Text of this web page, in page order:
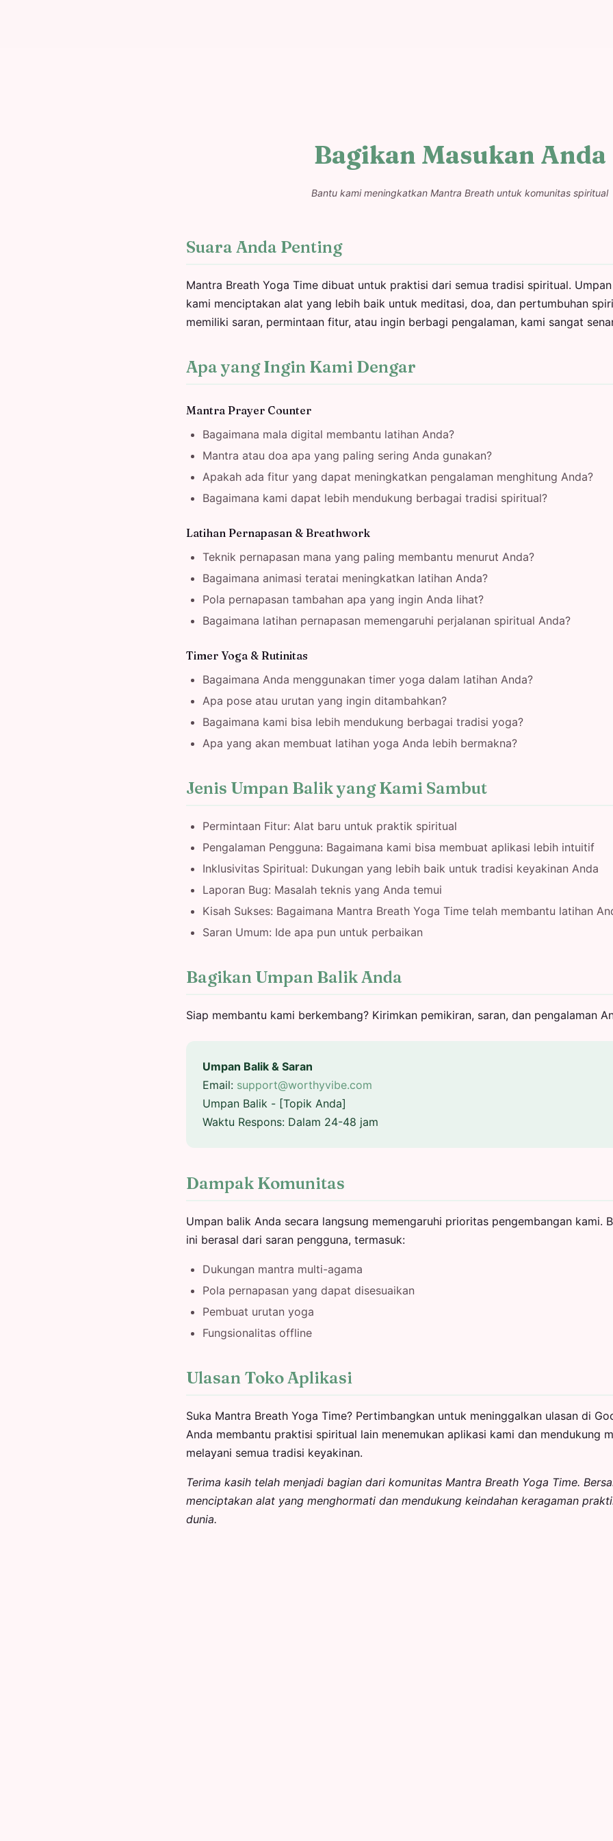
Bagikan Masukan Anda
Bantu kami meningkatkan Mantra Breath untuk komunitas spiritual
Suara Anda Penting
Mantra Breath Yoga Time dibuat untuk praktisi dari semua tradisi spiritual.
kami menciptakan alat yang lebih baik untuk meditasi, doa, dan pertumbuhan
memiliki saran, permintaan fitur, atau ingin berbagi pengalaman, kami sangat
Apa yang Ingin Kami Dengar
Mantra Prayer Counter
Bagaimana mala digital membantu latihan Anda?
Mantra atau doa apa yang paling sering Anda gunakan?
Apakah ada fitur yang dapat meningkatkan pengalaman menghitung Anda?
Bagaimana kami dapat lebih mendukung berbagai tradisi spiritual?
Latihan Pernapasan & Breathwork
Teknik pernapasan mana yang paling membantu menurut Anda?
Bagaimana animasi teratai meningkatkan latihan Anda?
Pola pernapasan tambahan apa yang ingin Anda lihat?
Bagaimana latihan pernapasan memengaruhi perjalanan spiritual Anda?
Timer Yoga & Rutinitas
Bagaimana Anda menggunakan timer yoga dalam latihan Anda?
Apa pose atau urutan yang ingin ditambahkan?
Bagaimana kami bisa lebih mendukung berbagai tradisi yoga?
Apa yang akan membuat latihan yoga Anda lebih bermakna?
Jenis Umpan Balik yang Kami Sambut
Permintaan Fitur: Alat baru untuk praktik spiritual
Pengalaman Pengguna: Bagaimana kami bisa membuat aplikasi lebih intuitif
Inklusivitas Spiritual: Dukungan yang lebih baik untuk tradisi keyakinan Anda
Laporan Bug: Masalah teknis yang Anda temui
Kisah Sukses: Bagaimana Mantra Breath Yoga Time telah membantu latihan
Saran Umum: Ide apa pun untuk perbaikan
Bagikan Umpan Balik Anda
Siap membantu kami berkembang? Kirimkan pemikiran, saran, dan pengalaman
Umpan Balik & Saran
Email: support@worthyvibe.com
Umpan Balik - [Topik Anda]
Waktu Respons: Dalam 24-48 jam
Dampak Komunitas
Umpan balik Anda secara langsung memengaruhi prioritas pengembangan kami.
ini berasal dari saran pengguna, termasuk:
Dukungan mantra multi-agama
Pola pernapasan yang dapat disesuaikan
Pembuat urutan yoga
Fungsionalitas offline
Ulasan Toko Aplikasi
Suka Mantra Breath Yoga Time? Pertimbangkan untuk meninggalkan ulasan di
Anda membantu praktisi spiritual lain menemukan aplikasi kami dan mendukung
melayani semua tradisi keyakinan.
Terima kasih telah menjadi bagian dari komunitas Mantra Breath Yoga Time.
menciptakan alat yang menghormati dan mendukung keindahan keragaman
dunia.